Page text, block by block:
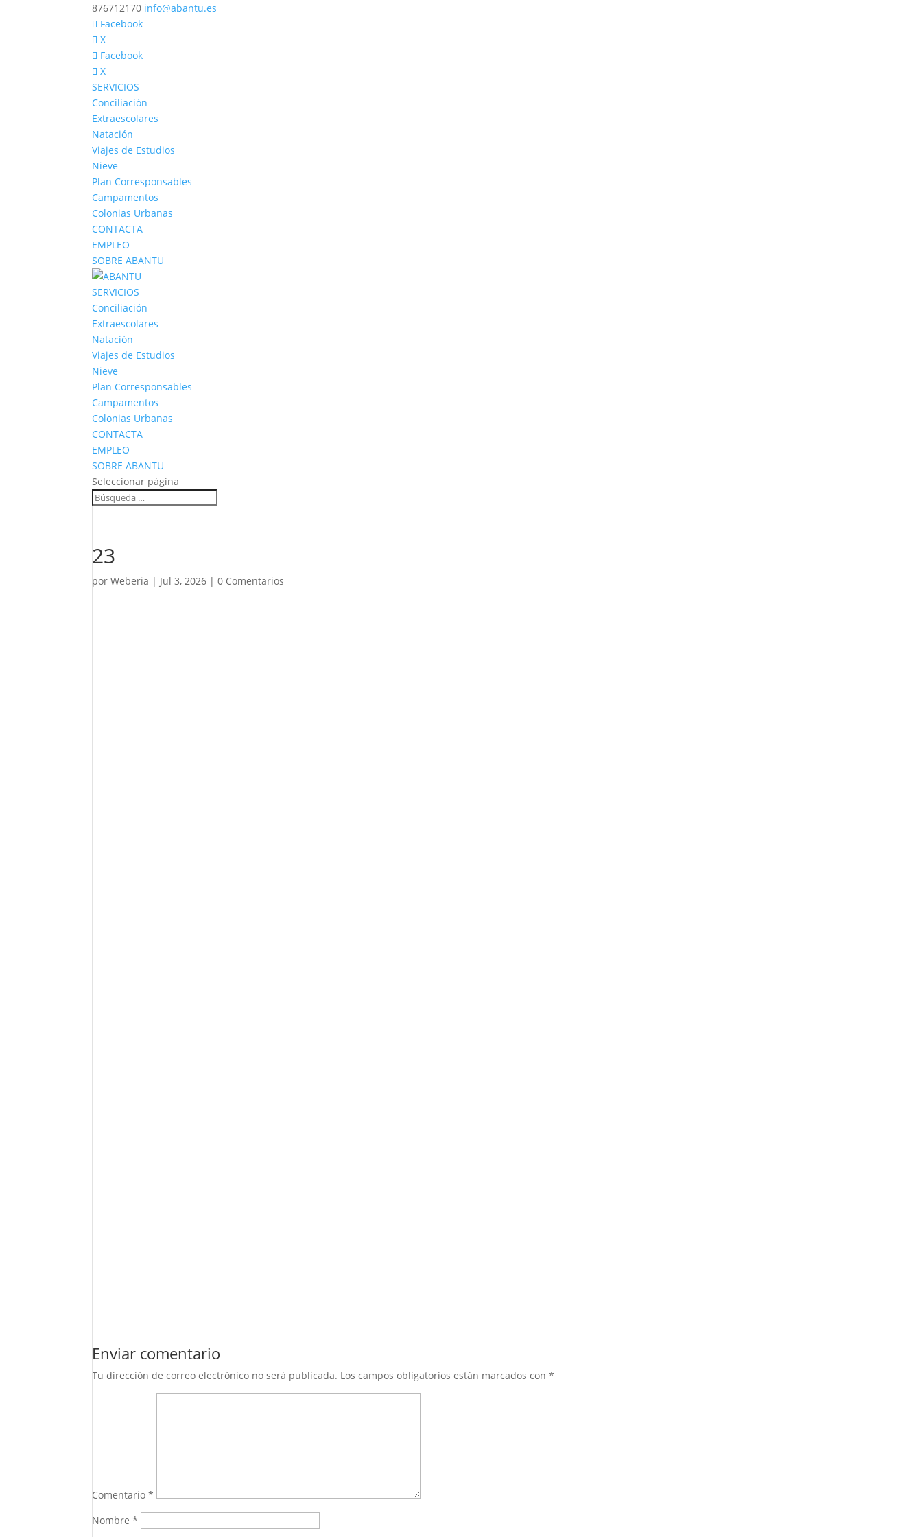
876712170 info@abantu.es
Facebook
X
Facebook
X
SERVICIOS
Conciliación
Extraescolares
Natación
Viajes de Estudios
Nieve
Plan Corresponsables
Campamentos
Colonias Urbanas
CONTACTA
EMPLEO
SOBRE ABANTU
SERVICIOS
Conciliación
Extraescolares
Natación
Viajes de Estudios
Nieve
Plan Corresponsables
Campamentos
Colonias Urbanas
CONTACTA
EMPLEO
SOBRE ABANTU
Seleccionar página
23
porWeberia | Jul 3, 2026 |0 Comentarios
Enviar comentario
Tu dirección de correo electrónico no será publicada. Los campos obligatorios están marcados con*
Comentario*
Nombre*